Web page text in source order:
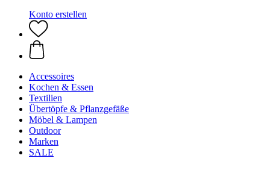
Konto erstellen
Accessoires
Kochen & Essen
Textilien
Übertöpfe & Pflanzgefäße
Möbel & Lampen
Outdoor
Marken
SALE